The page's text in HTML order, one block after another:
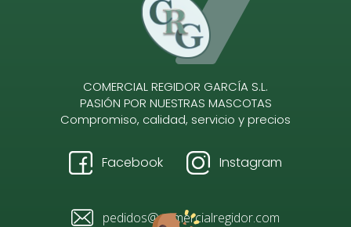
COMERCIAL REGIDOR GARCÍA S.L.
PASIÓN POR NUESTRAS MASCOTAS
Compromiso, calidad, servicio y precios
Facebook Instagram
pedidos@comercialregidor.com